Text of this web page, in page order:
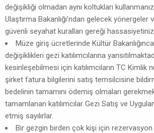
değişikliği olmadan aynı koltukları
Ulaştırma Bakanlığı’ndan gelecek yönergeler
güvenli seyahat kuralları gereği
Müze giriş ücretlerinde Kültür
değişiklikleri gezi katılımcılarına
kesinleşebilmesi için katılımcıların TC Kimlik
şirket fatura bilgilerini satış temsilcisine
bedelinin tamamını ödemiş olmaları
tamamlanan katılımcılar Gezi Satış ve
etmiş sayılırlar.
Bir gezgin birden çok kişi için rezervasyon